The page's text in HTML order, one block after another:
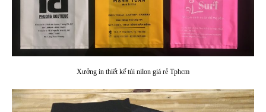
Xưởng in thiết kế túi nilon giá rẻ Tphcm